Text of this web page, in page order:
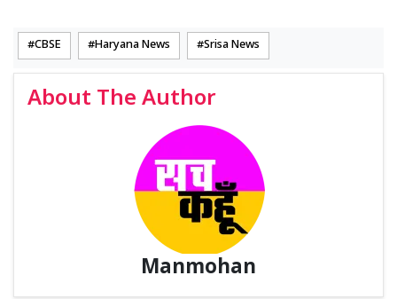
CBSE Haryana News Srisa News
About The Author
Manmohan